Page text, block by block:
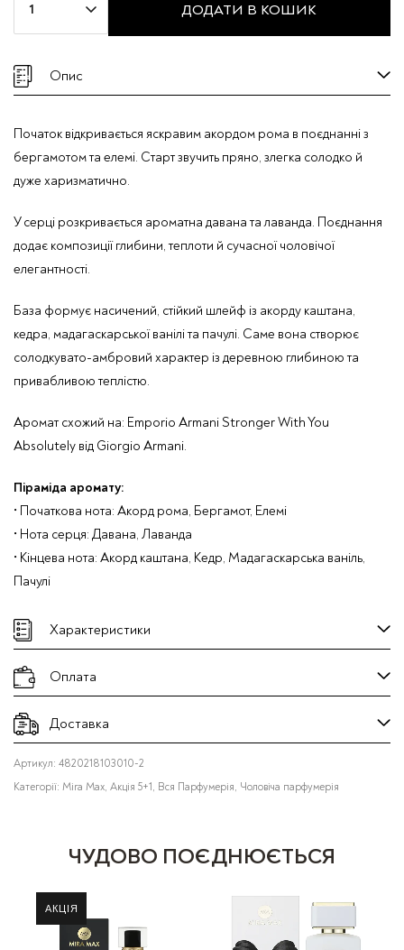
Max
"TWO
кількість
ДОДАТИ В КОШИК
Опис
Початок відкривається яскравим акордом рома в поєднанні з
бергамотом та елемі. Старт звучить пряно, злегка солодко й
дуже харизматично.
У серці розкривається ароматна давана та лаванда. Поєднання
додає композиції глибини, теплоти й сучасної чоловічої
елегантності.
База формує насичений, стійкий шлейф із акорду каштана,
кедра, мадагаскарської ванілі та пачулі. Саме вона створює
солодкувато-амбровий характер із деревною глибиною та
привабливою теплістю.
Аромат схожий на: Emporio Armani Stronger With You
Absolutely від Giorgio Armani.
Піраміда аромату:
• Початкова нота: Акорд рома, Бергамот, Елемі
• Нота серця: Давана, Лаванда
• Кінцева нота: Акорд каштана, Кедр, Мадагаскарська ваніль,
Пачулі
Характеристики
Оплата
Доставка
Артикул: 4820218103010-2
Категорії: Mira Max, Акція 5+1, Вся Парфумерія, Чоловіча парфумерія
ЧУДОВО ПОЄДНЮЄТЬСЯ